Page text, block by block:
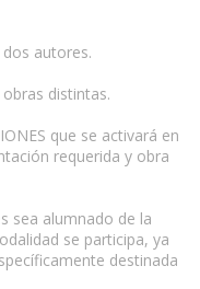
autores.
distintas.
que se activará en
requerida y obra
sea alumnado de la
se participa, ya
destinada